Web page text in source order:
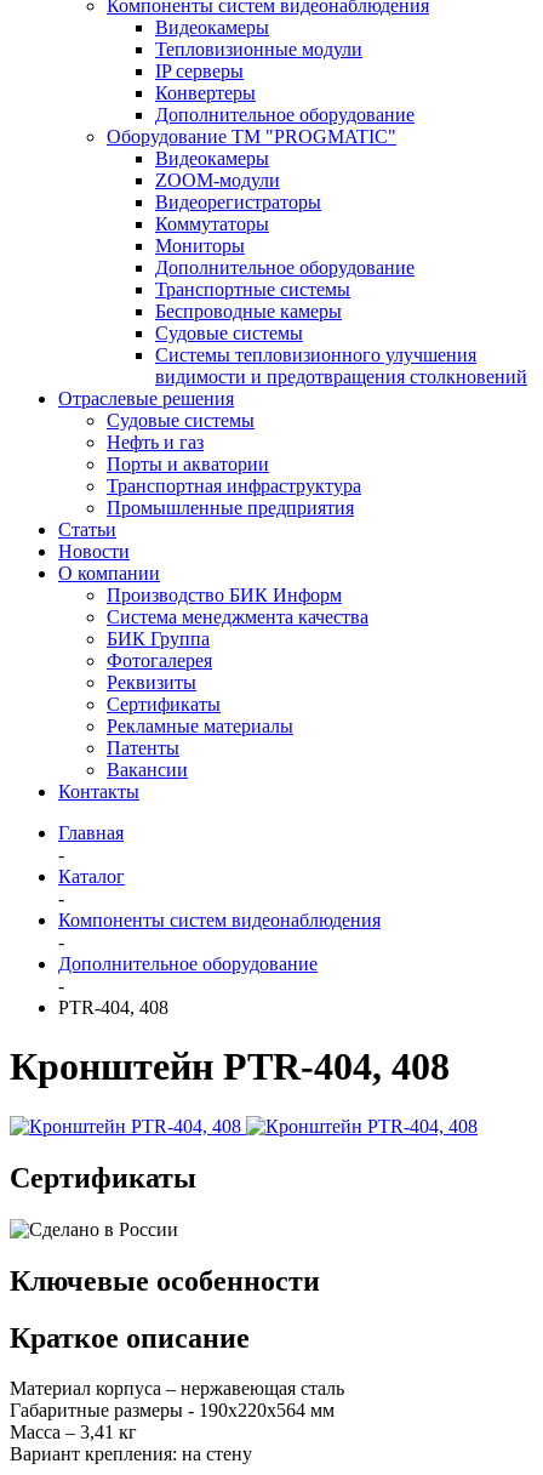
Компоненты систем видеонаблюдения
Видеокамеры
Тепловизионные модули
IP серверы
Конвертеры
Дополнительное оборудование
Оборудование TM "PROGMATIC"
Видеокамеры
ZOOM-модули
Видеорегистраторы
Коммутаторы
Мониторы
Дополнительное оборудование
Транспортные системы
Беспроводные камеры
Судовые системы
Системы тепловизионного улучшения
видимости и предотвращения столкновений
Отраслевые решения
Судовые системы
Нефть и газ
Порты и акватории
Транспортная инфраструктура
Промышленные предприятия
Статьи
Новости
О компании
Производство БИК Информ
Система менеджмента качества
БИК Группа
Фотогалерея
Реквизиты
Сертификаты
Рекламные материалы
Патенты
Вакансии
Контакты
Главная
-
Каталог
-
Компоненты систем видеонаблюдения
-
Дополнительное оборудование
-
PTR-404, 408
Кронштейн PTR-404, 408
Сертификаты
Ключевые особенности
Краткое описание
Материал корпуса – нержавеющая сталь
Габаритные размеры - 190х220х564 мм
Масса – 3,41 кг
Вариант крепления: на стену